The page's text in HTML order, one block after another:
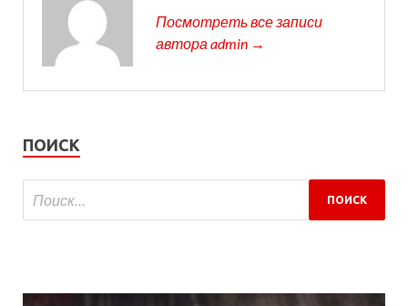
Посмотреть все записи
автора admin →
ПОИСК